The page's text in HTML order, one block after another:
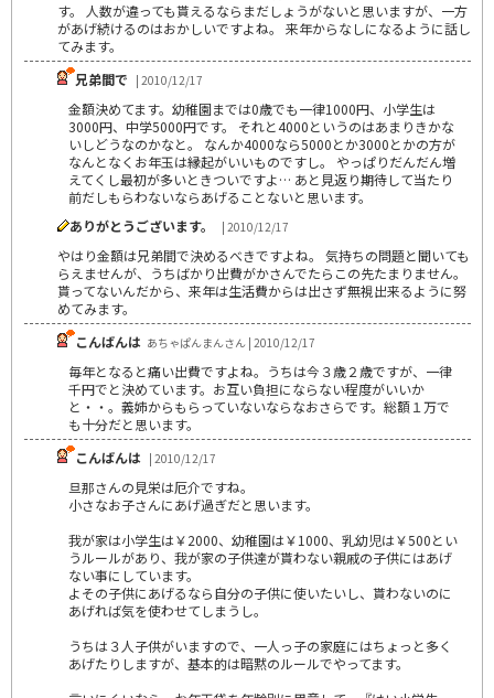
す。 人数が違っても貰えるならまだしょうがないと思いますが、一方
があげ続けるのはおかしいですよね。 来年からなしになるように話し
てみます。
兄弟間で | 2010/12/17
金額決めてます。幼稚園までは0歳でも一律1000円、小学生は
3000円、中学5000円です。 それと4000というのはあまりきかな
いしどうなのかなと。 なんか4000なら5000とか3000とかの方が
なんとなくお年玉は縁起がいいものですし。 やっぱりだんだん増
えてくし最初が多いときついですよ… あと見返り期待して当たり
前だしもらわないならあげることないと思います。
ありがとうございます。
| 2010/12/17
やはり金額は兄弟間で決めるべきですよね。 気持ちの問題と聞いても
らえませんが、うちばかり出費がかさんでたらこの先たまりません。
貰ってないんだから、来年は生活費からは出さず無視出来るように努
めてみます。
こんばんは あちゃぱんまんさん | 2010/12/17
毎年となると痛い出費ですよね。うちは今３歳２歳ですが、一律
千円でと決めています。お互い負担にならない程度がいいか
と・・。義姉からもらっていないならなおさらです。総額１万で
も十分だと思います。
こんばんは | 2010/12/17
旦那さんの見栄は厄介ですね。
小さなお子さんにあげ過ぎだと思います。
我が家は小学生は￥2000、幼稚園は￥1000、乳幼児は￥500とい
うルールがあり、我が家の子供達が貰わない親戚の子供にはあげ
ない事にしています。
よその子供にあげるなら自分の子供に使いたいし、貰わないのに
あげれば気を使わせてしまうし。
うちは３人子供がいますので、一人っ子の家庭にはちょっと多く
あげたりしますが、基本的は暗黙のルールでやってます。